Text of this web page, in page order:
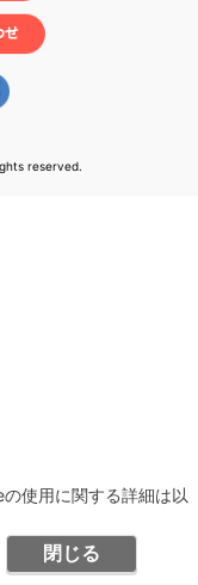
使用に関する詳細は以
閉じる
reserved.